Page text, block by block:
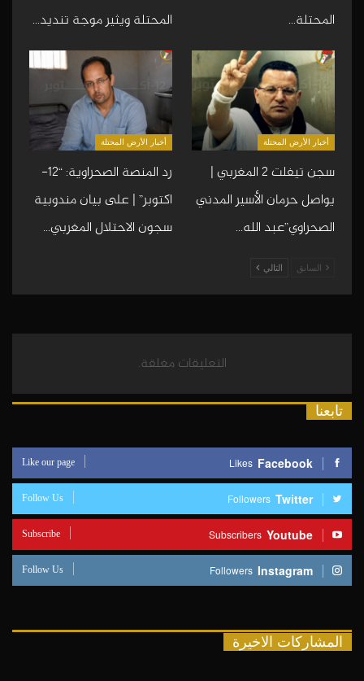
المحتلة…
المحتلة ويثير موجة تنديد…
أخبار الأرض المحتلة
سجن تيفلت 2 المغربي |
يواصل حرمان الأسير المدني
الصحراوي”عبد الله…
أخبار الأرض المحتلة
رد المنصة الصحراوية: “12-
اكتوبر” | على بيان مندوبية
سجون الاحتلال المغربي…
السابق التالي
التعليقات مغلقة.
تابعنا
Facebook
Likes
Like our page
Twitter
Followers
Follow Us
Youtube
Subscribers
Subscribe
Instagram
Followers
Follow Us
المشاركات الاخيرة